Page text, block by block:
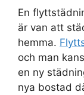
En
är van att
hemma.
och man
en ny
nya bostad